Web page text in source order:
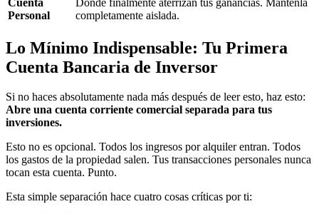
Personal
completamente aislada.
Lo Mínimo Indispensable: Tu Primera
Cuenta Bancaria de Inversor
Si no haces absolutamente nada más después de leer esto, haz esto:
Abre una cuenta corriente comercial separada para tus
inversiones.
Esto no es opcional. Todos los ingresos por alquiler entran. Todos
los gastos de la propiedad salen. Tus transacciones personales nunca
tocan esta cuenta. Punto.
Esta simple separación hace cuatro cosas críticas por ti: